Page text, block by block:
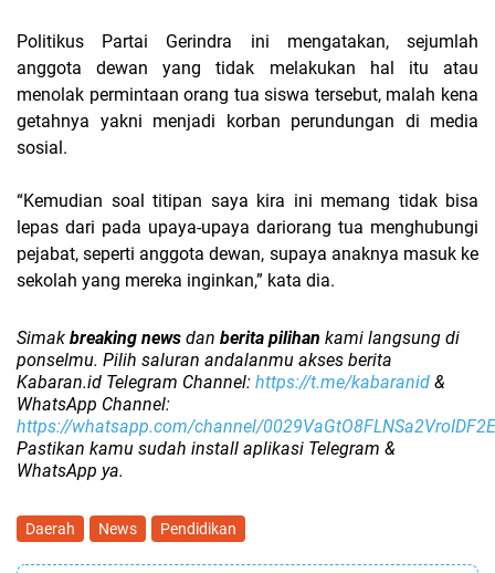
Politikus Partai Gerindra ini mengatakan, sejumlah
anggota dewan yang tidak melakukan hal itu atau
menolak permintaan orang tua siswa tersebut, malah kena
getahnya yakni menjadi korban perundungan di media
sosial.
“Kemudian soal titipan saya kira ini memang tidak bisa
lepas dari pada upaya-upaya dariorang tua menghubungi
pejabat, seperti anggota dewan, supaya anaknya masuk ke
sekolah yang mereka inginkan,” kata dia.
Simak breaking news dan berita pilihan kami langsung di
ponselmu. Pilih saluran andalanmu akses berita
Kabaran.id Telegram Channel: https://t.me/kabaranid &
WhatsApp Channel:
https://whatsapp.com/channel/0029VaGtO8FLNSa2VroIDF2E
Pastikan kamu sudah install aplikasi Telegram &
WhatsApp ya.
Daerah News Pendidikan